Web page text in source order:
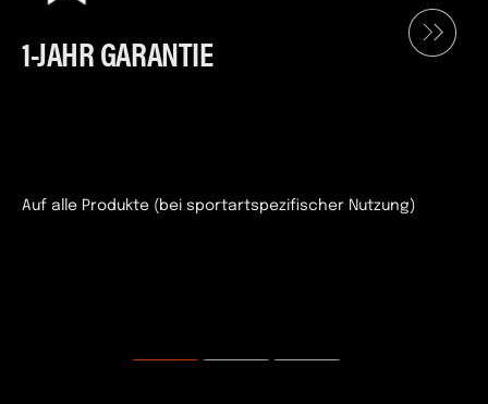
1-JAHR GARANTIE
Auf alle Produkte (bei sportartspezifischer Nutzung)